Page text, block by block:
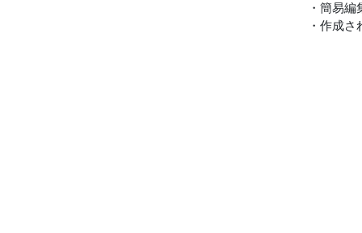
・簡易
・作成